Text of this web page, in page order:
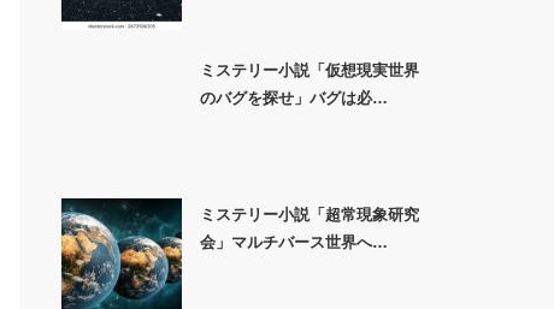
ミステリー小説「仮想現実世界
のバグを探せ」バグは必…
ミステリー小説「超常現象研究
会」マルチバース世界へ…